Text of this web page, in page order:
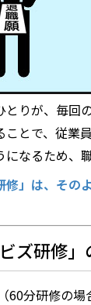
とりが、毎回
ことで、従業
なるため、
修」は、その
ズ研修」
60分研修の場合